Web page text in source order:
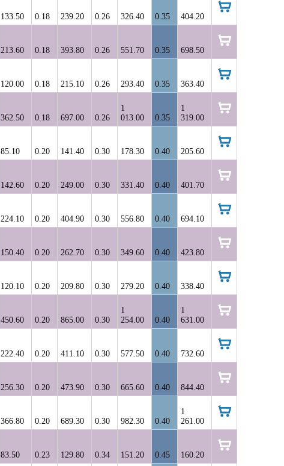
133.50 0.18 239.20 0.26 326.40 0.35 404.20
213.60 0.18 393.80 0.26 551.70 0.35 698.50
120.00 0.18 215.10 0.26 293.40 0.35 363.40
362.50 0.18 697.00 0.26
1
013.00
0.35
1
319.00
85.10 0.20 141.40 0.30 178.30 0.40 205.60
142.60 0.20 249.00 0.30 331.40 0.40 401.70
224.10 0.20 404.90 0.30 556.80 0.40 694.10
150.40 0.20 262.70 0.30 349.60 0.40 423.80
120.10 0.20 209.80 0.30 279.20 0.40 338.40
450.60 0.20 865.00 0.30
1
254.00
0.40
1
631.00
222.40 0.20 411.10 0.30 577.50 0.40 732.60
256.30 0.20 473.90 0.30 665.60 0.40 844.40
366.80 0.20 689.30 0.30 982.30 0.40
1
261.00
83.50 0.23 129.80 0.34 151.20 0.45 160.20